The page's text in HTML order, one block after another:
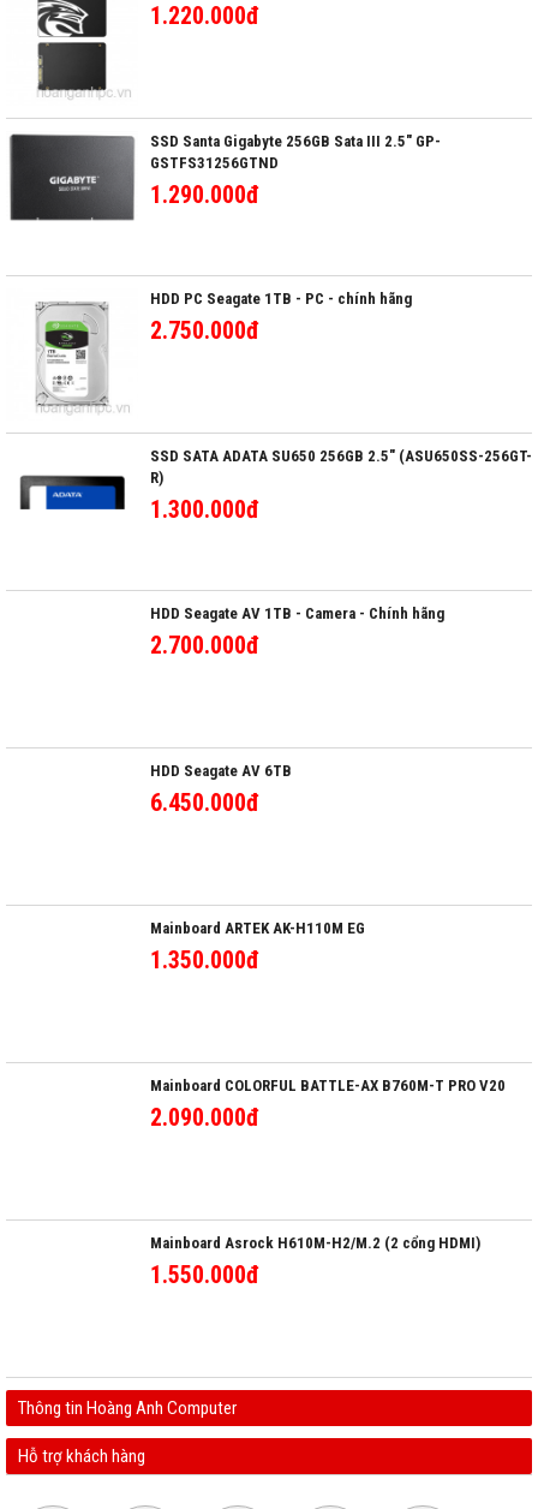
1.220.000đ
SSD Santa Gigabyte 256GB Sata III 2.5" GP-
GSTFS31256GTND
1.290.000đ
HDD PC Seagate 1TB - PC - chính hãng
2.750.000đ
SSD SATA ADATA SU650 256GB 2.5" (ASU650SS-256GT-
R)
1.300.000đ
HDD Seagate AV 1TB - Camera - Chính hãng
2.700.000đ
HDD Seagate AV 6TB
6.450.000đ
Mainboard ARTEK AK-H110M EG
1.350.000đ
Mainboard COLORFUL BATTLE-AX B760M-T PRO V20
2.090.000đ
Mainboard Asrock H610M-H2/M.2 (2 cổng HDMI)
1.550.000đ
Thông tin Hoàng Anh Computer
Hỗ trợ khách hàng